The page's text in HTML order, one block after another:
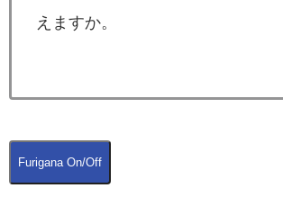
えますか。
Furigana On/Off